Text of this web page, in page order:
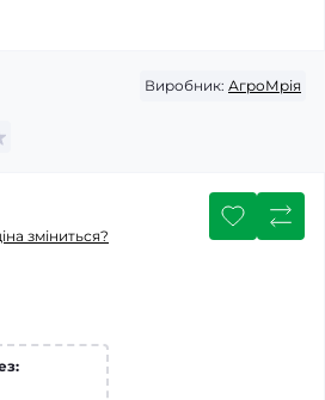
Виробник: АгроМрія
зміниться?